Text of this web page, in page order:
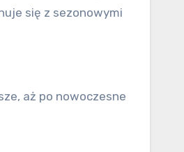
się z sezonowymi
aż po nowoczesne